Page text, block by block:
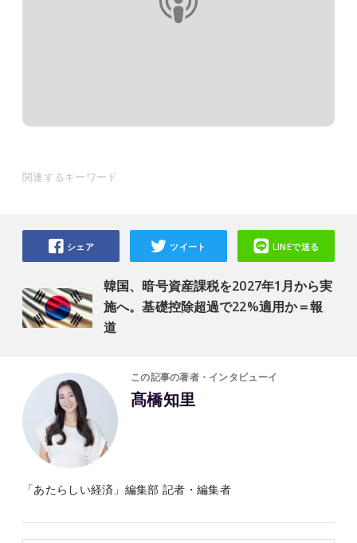
関連するキーワード
韓国、暗号資産課税を2027年1月から実
施へ。基礎控除超過で22%適用か＝報
道
シェア ツイート LINEで送る
この記事の著者・インタビューイ
髙橋知里
「あたらしい経済」編集部 記者・編集者